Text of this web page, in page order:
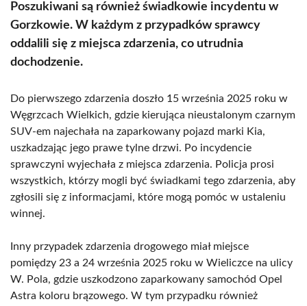
Poszukiwani są również świadkowie incydentu w
Gorzkowie. W każdym z przypadków sprawcy
oddalili się z miejsca zdarzenia, co utrudnia
dochodzenie.
Do pierwszego zdarzenia doszło 15 września 2025 roku w
Węgrzcach Wielkich, gdzie kierująca nieustalonym czarnym
SUV-em najechała na zaparkowany pojazd marki Kia,
uszkadzając jego prawe tylne drzwi. Po incydencie
sprawczyni wyjechała z miejsca zdarzenia. Policja prosi
wszystkich, którzy mogli być świadkami tego zdarzenia, aby
zgłosili się z informacjami, które mogą pomóc w ustaleniu
winnej.
Inny przypadek zdarzenia drogowego miał miejsce
pomiędzy 23 a 24 września 2025 roku w Wieliczce na ulicy
W. Pola, gdzie uszkodzono zaparkowany samochód Opel
Astra koloru brązowego. W tym przypadku również